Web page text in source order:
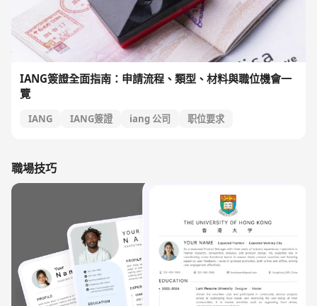
IANG簽證全面指南：申請流程、類型、材料與職位機會一
覽
IANG IANG簽證 iang 公司 职位要求
職場技巧